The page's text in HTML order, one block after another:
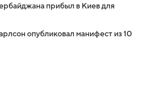
прибыл в Киев для
опубликовал манифест из 10